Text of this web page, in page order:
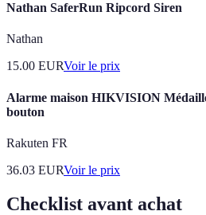
Nathan SaferRun Ripcord Siren
Nathan
15.00 EURVoir le prix
Alarme maison HIKVISION
bouton
Rakuten FR
36.03 EURVoir le prix
Checklist avant achat